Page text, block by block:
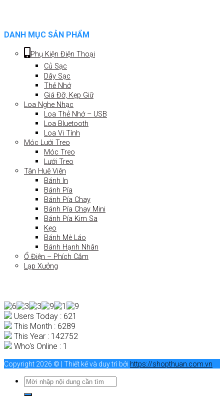
DANH MỤC SẢN PHẨM
Phụ Kiện Điện Thoại
Củ Sạc
Dây Sạc
Thẻ Nhớ
Giá Đỡ, Kẹp Giữ
Loa Nghe Nhạc
Loa Thẻ Nhớ – USB
Loa Bluetooth
Loa Vi Tính
Móc Lưới Treo
Móc Treo
Lưới Treo
Tân Huê Viên
Bánh In
Bánh Pía
Bánh Pía Chay
Bánh Pía Chay Mini
Bánh Pía Kim Sa
Kẹo
Bánh Mè Láo
Bánh Hạnh Nhân
Ổ Điện – Phích Cắm
Lạp Xưởng
Users Today : 621
This Month : 6289
This Year : 142752
Who's Online : 1
Copyright 2026 © | Thiết kế và duy trì bởi https://shopthuan.com.vn